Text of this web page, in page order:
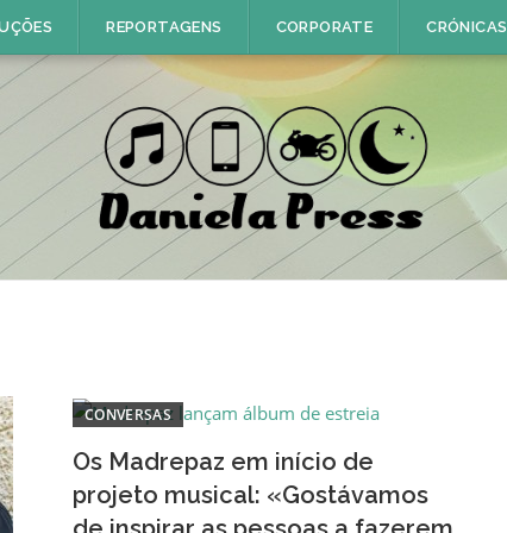
REPORTAGENS CORPORATE CRÓNICAS
CONVERSAS
Os Madrepaz em início de
projeto musical: «Gostávamos